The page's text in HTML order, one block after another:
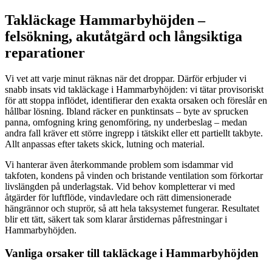
Takläckage Hammarbyhöjden –
felsökning, akutåtgärd och långsiktiga
reparationer
Vi vet att varje minut räknas när det droppar. Därför erbjuder vi
snabb insats vid takläckage i Hammarbyhöjden: vi tätar provisoriskt
för att stoppa inflödet, identifierar den exakta orsaken och föreslår en
hållbar lösning. Ibland räcker en punktinsats – byte av sprucken
panna, omfogning kring genomföring, ny underbeslag – medan
andra fall kräver ett större ingrepp i tätskikt eller ett partiellt takbyte.
Allt anpassas efter takets skick, lutning och material.
Vi hanterar även återkommande problem som isdammar vid
takfoten, kondens på vinden och bristande ventilation som förkortar
livslängden på underlagstak. Vid behov kompletterar vi med
åtgärder för luftflöde, vindavledare och rätt dimensionerade
hängrännor och stuprör, så att hela taksystemet fungerar. Resultatet
blir ett tätt, säkert tak som klarar årstidernas påfrestningar i
Hammarbyhöjden.
Vanliga orsaker till takläckage i Hammarbyhöjden